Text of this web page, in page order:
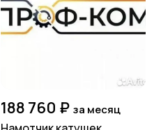
188 760 ₽ за месяц